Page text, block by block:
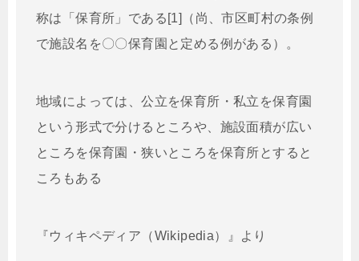
称は「保育所」である[1]（尚、市区町村の条例
で施設名を〇〇保育園と定める例がある）。
地域によっては、公立を保育所・私立を保育園
という形式で分けるところや、施設面積が広い
ところを保育園・狭いところを保育所とすると
ころもある
『ウィキペディア（Wikipedia）』より